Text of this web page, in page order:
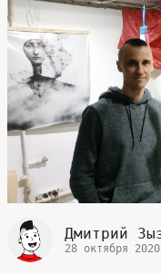
Дмитрий
28 октября 2020